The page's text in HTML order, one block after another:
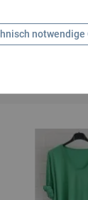
KIDSnotwendige